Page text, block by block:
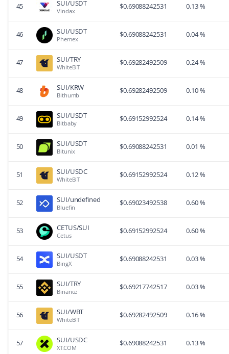
45 SUI/USDT
Vindax $0.69088242531 0.13 %
46 SUI/USDT
Phemex $0.69088242531 0.04 %
47 SUI/TRY
WhiteBIT $0.69282492509 0.24 %
48 SUI/KRW
Bithumb $0.69282492509 0.10 %
49 SUI/USDT
Bitbaby $0.69152992524 0.14 %
50 SUI/USDT
Bitunix $0.69088242531 0.01 %
51 SUI/USDC
WhiteBIT $0.69152992524 0.12 %
52 SUI/undefined
Bluefin $0.69023492538 0.60 %
53 CETUS/SUI
Cetus $0.69152992524 0.60 %
54 SUI/USDT
BingX $0.69088242531 0.03 %
55 SUI/TRY
Binance $0.69217742517 0.03 %
56 SUI/WBT
WhiteBIT $0.69282492509 0.16 %
57 SUI/USDC
XT.COM $0.69088242531 0.13 %